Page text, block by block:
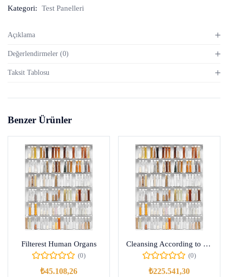
Kategori:
Test Panelleri
Açıklama
Değerlendirmeler (0)
Taksit Tablosu
Benzer Ürünler
Filterest Human Organs
(0)
₺45.108,26
Cleansing According to Clinical Diseases I-II-III
(0)
₺225.541,30